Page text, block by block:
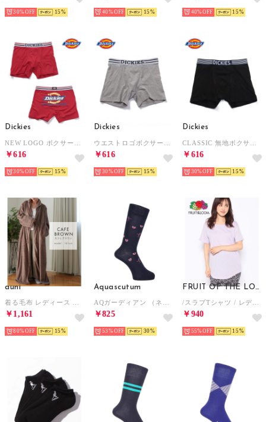
30% 15 40% 15 40% 15
Dickies
￥616
30% 15
Dickies
￥616
30% 15
Dickies
￥616
30% 15
auni
￥1,161
80% 15
Aquascutum
￥825
53% 30
FRUIT OF THE LOOM
￥940
55% 15